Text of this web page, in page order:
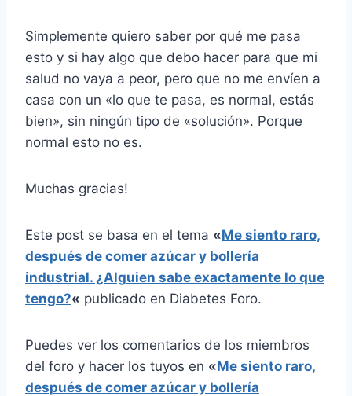
Simplemente quiero saber por qué me pasa
esto y si hay algo que debo hacer para que mi
salud no vaya a peor, pero que no me envíen a
casa con un «lo que te pasa, es normal, estás
bien», sin ningún tipo de «solución». Porque
normal esto no es.
Muchas gracias!
Este post se basa en el tema «Me siento raro,
después de comer azúcar y bollería
industrial. ¿Alguien sabe exactamente lo que
tengo?« publicado en Diabetes Foro.
Puedes ver los comentarios de los miembros
del foro y hacer los tuyos en «Me siento raro,
después de comer azúcar y bollería